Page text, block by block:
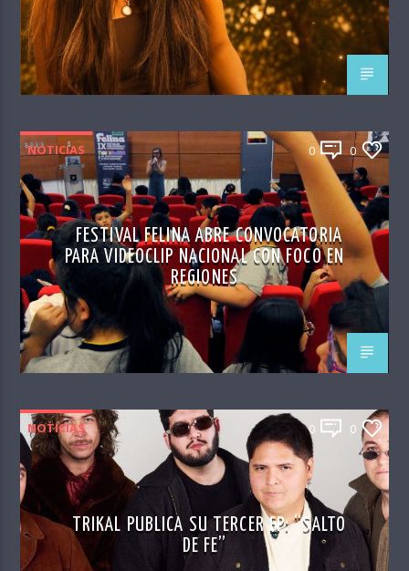
NOTICIAS 0 0
FESTIVAL FELINA ABRE CONVOCATORIA
PARA VIDEOCLIP NACIONAL CON FOCO EN
REGIONES
NOTICIAS 0 0
TRIKAL PUBLICA SU TERCER EP: “SALTO
DE FE”